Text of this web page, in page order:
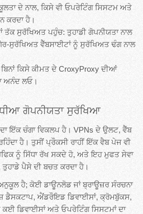
ਦੇ ਨਾਲ, ਕਿਸੇ ਵੀ ਓਪਰੇਟਿੰਗ ਸਿਸਟਮ ਅਤੇ
ਕਰਦਾ ਹੈ।
ਤੱਕ ਸੁਰੱਖਿਅਤ ਪਹੁੰਚ: ਤੁਹਾਡੀ ਗੋਪਨੀਯਤਾ ਨਾਲ
ਸੁਰੱਖਿਅਤ ਵੈੱਬਸਾਈਟਾਂ ਨੂੰ ਸੁਰੱਖਿਅਤ ਢੰਗ ਨਾਲ
ਕਿਸੇ ਕੀਮਤ ਦੇ CroxyProxy ਦੀਆਂ
ਅਨੰਦ ਲਓ।
ਗੋਪਨੀਯਤਾ ਸੁਰੱਖਿਆ
ਇੱਕ ਚੰਗਾ ਵਿਕਲਪ ਹੈ। VPNs ਦੇ ਉਲਟ, ਵੈੱਬ
ਹੈ। ਤੁਸੀਂ ਪ੍ਰੌਕਸੀ ਰਾਹੀਂ ਇੱਕ ਵੈਬ ਪੇਜ ਵੀ
ਨੂੰ ਸਿੱਧਾ ਰੱਖ ਸਕਦੇ ਹੋ, ਅਤੇ ਇਹ ਮੁਫਤ ਸੇਵਾ
ਤੁਹਾਡੇ ਪੈਸੇ ਦੀ ਬਚਤ ਕਰਦਾ ਹੈ।
ਹੈ; ਕੋਈ ਡਾਊਨਲੋਡ ਜਾਂ ਬ੍ਰਾਊਜ਼ਰ ਸੰਰਚਨਾ
ਡੈਸਕਟਾਪ, ਐਂਡਰੌਇਡ ਡਿਵਾਈਸਾਂ, ਕ੍ਰੋਮਬੁੱਕਸ,
ਡਿਵਾਈਸਾਂ ਅਤੇ ਓਪਰੇਟਿੰਗ ਸਿਸਟਮਾਂ ਦਾ